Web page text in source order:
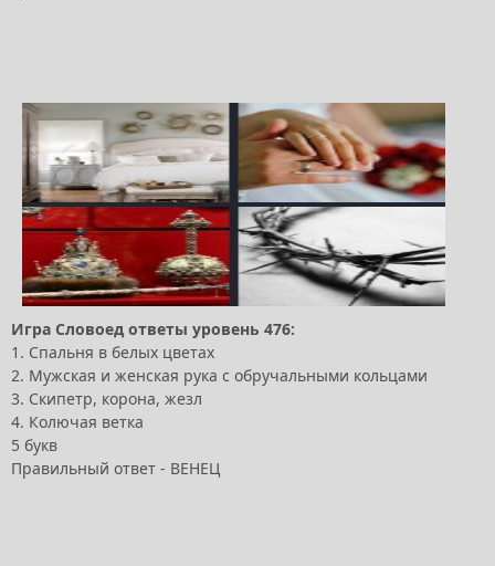
Игра Словоед ответы уровень 476:
1. Спальня в белых цветах
2. Мужская и женская рука с обручальными кольцами
3. Скипетр, корона, жезл
4. Колючая ветка
5 букв
Правильный ответ - ВЕНЕЦ